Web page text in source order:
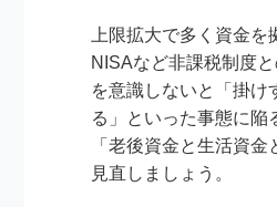
上限拡大で多く資金を
NISAなど非課税制度
を意識しないと「掛け
る」といった事態に陥
「老後資金と生活資
見直しましょう。